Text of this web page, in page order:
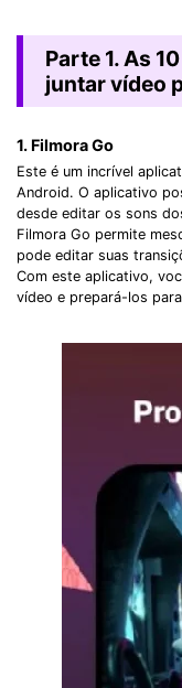
Parte 1. As
juntar vídeo
1. Filmora Go
Este é um incrível
Android. O aplicativo
desde editar os sons
Filmora Go permite
pode editar suas
Com este aplicativo,
vídeo e prepará-los